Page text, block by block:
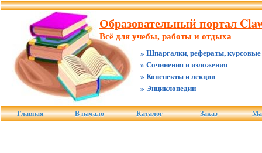
Образовательный портал
Всё для учебы, работы и отдыха
» Шпаргалки, рефераты, курсовые
» Сочинения и изложения
» Конспекты и лекции
» Энциклопедии
Главная В начало Каталог Заказ